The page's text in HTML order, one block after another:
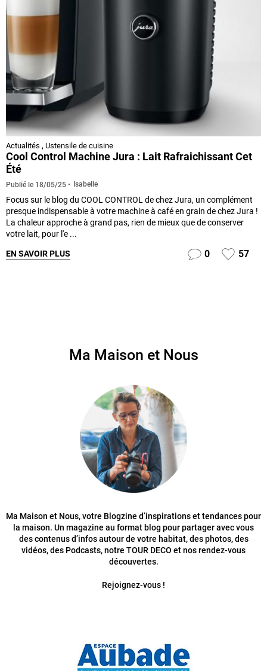
Actualités , Ustensile de cuisine
Cool Control Machine Jura : Lait Rafraichissant Cet
Été
Publié le 18/05/25 Isabelle
Focus sur le blog du COOL CONTROL de chez Jura, un complément
presque indispensable à votre machine à café en grain de chez Jura !
La chaleur approche à grand pas, rien de mieux que de conserver
votre lait, pour l'e ...
EN SAVOIR PLUS 0 57
Ma Maison et Nous
Ma Maison et Nous, votre Blogzine d’inspirations et tendances pour
la maison. Un magazine au format blog pour partager avec vous
des contenus d’infos autour de votre habitat, des photos, des
vidéos, des Podcasts, notre TOUR DECO et nos rendez-vous
découvertes.
Rejoignez-vous !